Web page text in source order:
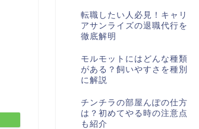
転職したい人必見！キャリ
アサンライズの退職代行を
徹底解明
モルモットにはどんな種類
がある？飼いやすさを種別
に解説
チンチラの部屋んぽの仕方
は？初めてやる時の注意点
も紹介